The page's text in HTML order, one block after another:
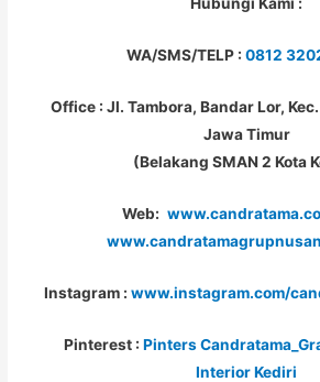
Hubungi Kami :
WA/SMS/TELP : 0812
Office : Jl. Tambora, Bandar Lor,
Jawa Timur
(Belakang SMAN 2 Kota
Web:
Instagram : www.instagram.com/
Pinterest : Pinters
Interior Kediri